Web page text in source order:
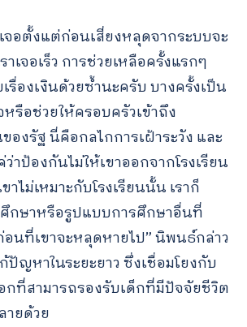
จอตั้งแต่ก่อนเสี่ยงหลุดจากระบบจะ
าเจอเร็ว การช่วยเหลือครั้งแรกๆ
รื่องเงินด้วยซ้ำนะครับ บางครั้งเป็น
รือช่วยให้ครอบครัวเข้าถึง
องรัฐ นี่คือกลไกการเฝ้าระวัง และ
าป้องกันไม่ให้เขาออกจากโรงเรียน
าไม่เหมาะกับโรงเรียนนั้น เราก็
กษาหรือรูปแบบการศึกษาอื่นที่
อนที่เขาจะหลุดหายไป” นิพนธ์กล่าว
ปัญหาในระยะยาว ซึ่งเชื่อมโยงกับ
กที่สามารถรองรับเด็กที่มีปัจจัยชีวิต
ยด้วย